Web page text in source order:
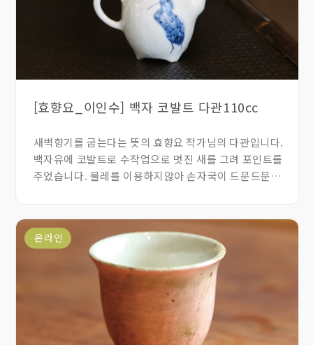
[효향요_이인수] 백자 코발트 다관110cc
새벽향기를 굽는다는 뜻의 효향요 작가님의 다관입니다.
백자유에 코발트로 수작업으로 멋진 새를 그려 포인트를
주었습니다. 물레를 이용하지않아 손자국이 드문드문
온라인